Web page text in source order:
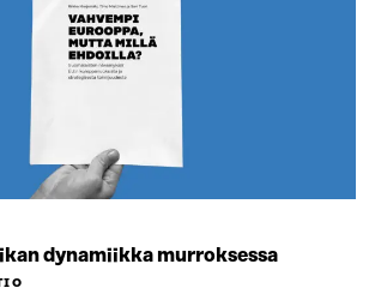
dynamiikka murroksessa